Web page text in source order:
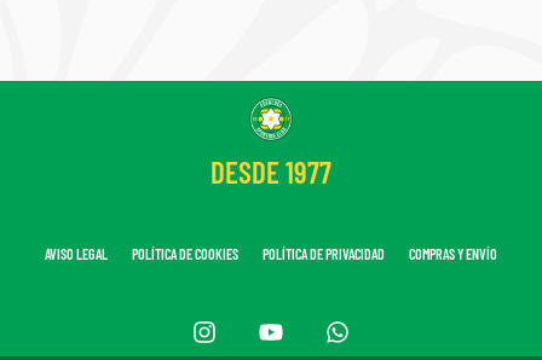
DESDE 1977
AVISO LEGAL POLÍTICA DE COOKIES POLÍTICA DE PRIVACIDAD COMPRAS Y ENVÍO